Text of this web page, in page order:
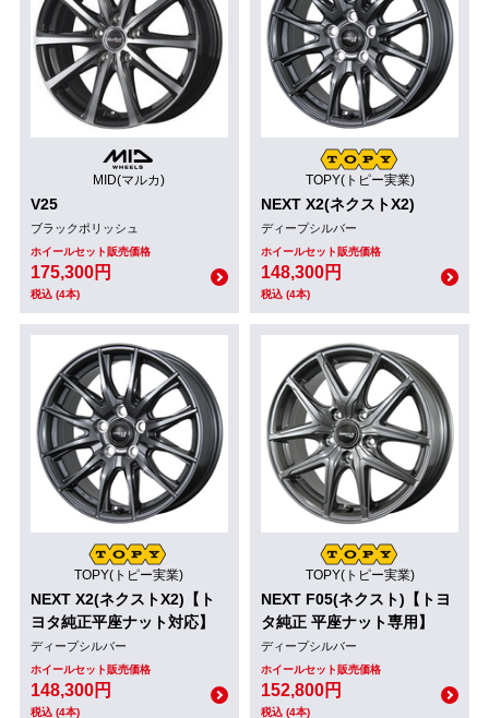
MID(マルカ)
V25
ブラックポリッシュ
ホイールセット販売価格
175,300円
税込 (4本)
TOPY(トピー実業)
NEXT X2(ネクストX2)
ディープシルバー
ホイールセット販売価格
148,300円
税込 (4本)
TOPY(トピー実業)
NEXT X2(ネクストX2)【ト
ヨタ純正平座ナット対応】
ディープシルバー
ホイールセット販売価格
148,300円
税込 (4本)
TOPY(トピー実業)
NEXT F05(ネクスト)【トヨ
タ純正 平座ナット専用】
ディープシルバー
ホイールセット販売価格
152,800円
税込 (4本)